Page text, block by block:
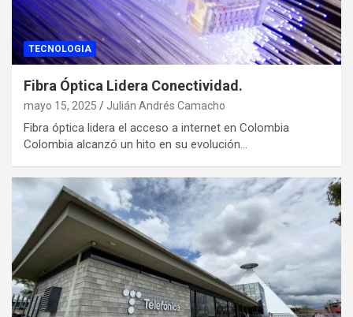
TECNOLOGIA
Fibra Óptica Lidera Conectividad.
mayo 15, 2025 Julián Andrés Camacho
Fibra óptica lidera el acceso a internet en Colombia
Colombia alcanzó un hito en su evolución…